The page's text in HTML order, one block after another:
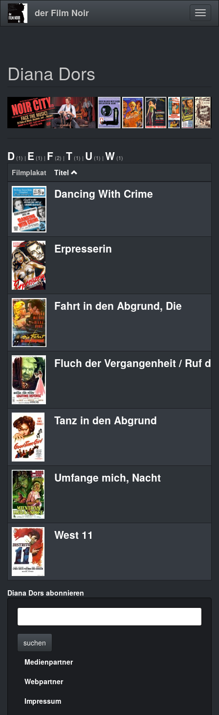
Direkt
zum
der Film Noir
Diana Dors
D (1) | E (1) | F (2) | T (1) | U (1) | W (1)
Filmplakat Titel
Dancing With Crime
Erpresserin
Fahrt in den Abgrund, Die
Fluch der Vergangenheit / Ruf
Tanz in den Abgrund
Umfange mich, Nacht
West 11
Diana Dors abonnieren
suchen
Menülinks
rechte
Seite
Medienpartner
Webpartner
Impressum